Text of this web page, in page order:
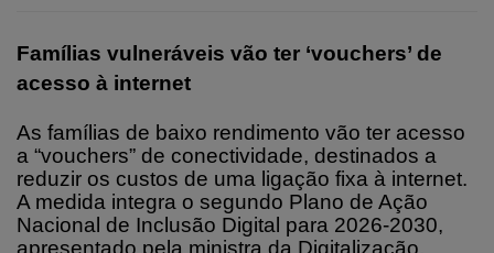
Famílias vulneráveis vão ter ‘vouchers’ de
acesso à internet
As famílias de baixo rendimento vão ter acesso
a “vouchers” de conectividade, destinados a
reduzir os custos de uma ligação fixa à internet.
A medida integra o segundo Plano de Ação
Nacional de Inclusão Digital para 2026-2030,
apresentado pela ministra da Digitalização,